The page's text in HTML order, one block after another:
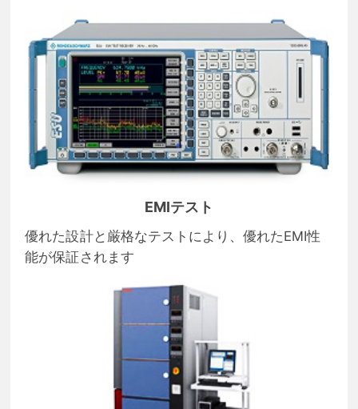
EMIテスト
優れた設計と厳格なテストにより、優れたEMI性
能が保証されます